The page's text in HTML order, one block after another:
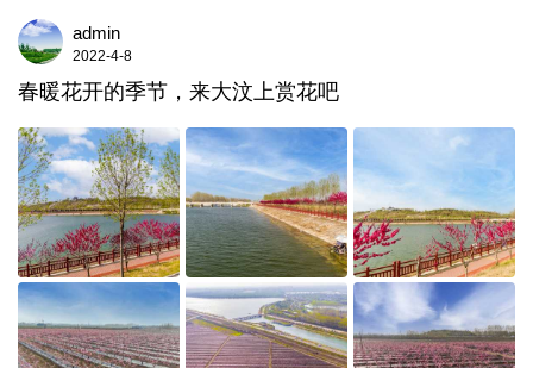
admin
2022-4-8
春暖花开的季节，来大汶上赏花吧